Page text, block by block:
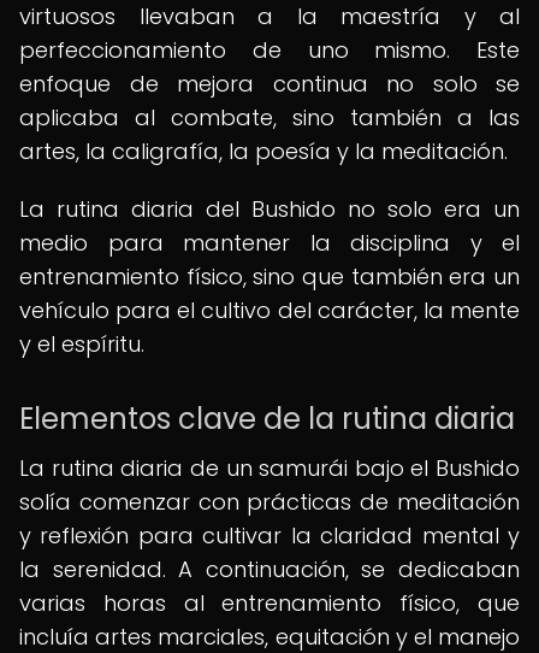
virtuosos llevaban a la maestría y al
perfeccionamiento de uno mismo. Este
enfoque de mejora continua no solo se
aplicaba al combate, sino también a las
artes, la caligrafía, la poesía y la meditación.
La rutina diaria del Bushido no solo era un
medio para mantener la disciplina y el
entrenamiento físico, sino que también era un
vehículo para el cultivo del carácter, la mente
y el espíritu.
Elementos clave de la rutina diaria
La rutina diaria de un samurái bajo el Bushido
solía comenzar con prácticas de meditación
y reflexión para cultivar la claridad mental y
la serenidad. A continuación, se dedicaban
varias horas al entrenamiento físico, que
incluía artes marciales, equitación y el manejo